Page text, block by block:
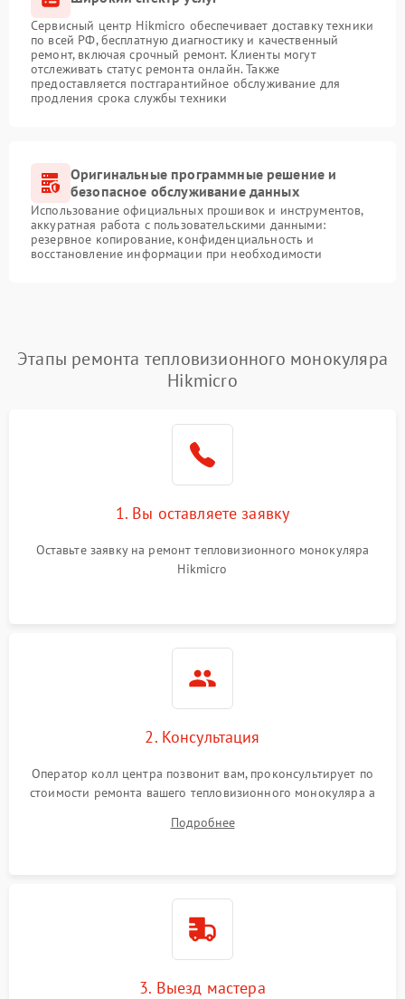
Сервисный центр Hikmicro обеспечивает доставку техники
по всей РФ, бесплатную диагностику и качественный
ремонт, включая срочный ремонт. Клиенты могут
отслеживать статус ремонта онлайн. Также
предоставляется постгарантийное обслуживание для
продления срока службы техники
Оригинальные программные решение и
безопасное обслуживание данных
Использование официальных прошивок и инструментов,
аккуратная работа с пользовательскими данными:
резервное копирование, конфиденциальность и
восстановление информации при необходимости
Этапы ремонта тепловизионного монокуляра
Hikmicro
1. Вы оставляете заявку
Оставьте заявку на ремонт тепловизионного монокуляра
Hikmicro
2. Консультация
Оператор колл центра позвонит вам, проконсультирует по
стоимости ремонта вашего тепловизионного монокуляра а
Подробнее
3. Выезд мастера